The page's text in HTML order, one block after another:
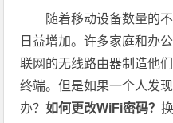
随着移动设备数量的
日益增加。许多家庭和办
联网的无线路由器制造他
终端。但是如果一个人发
办？如何更改WiFi密码？